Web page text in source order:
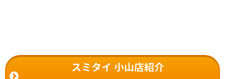
スミタイ 小山店紹介